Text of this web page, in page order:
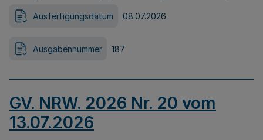
Ausfertigungsdatum 08.07.2026
Ausgabennummer 187
GV. NRW. 2026 Nr. 20 vom
13.07.2026